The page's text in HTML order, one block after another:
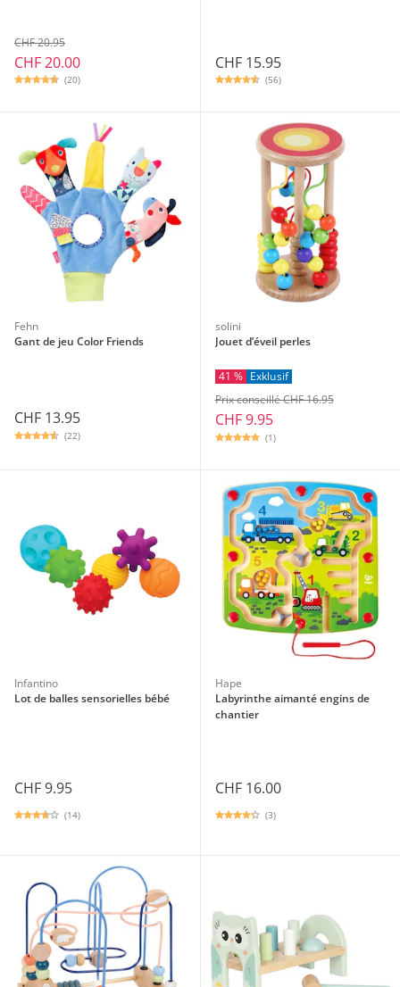
CHF 20.95
CHF 20.00
(20)
CHF 15.95
(56)
Fehn
Gant de jeu Color Friends
CHF 13.95
(22)
solini
Jouet d’éveil perles
41 % Exklusif
CHF 9.95
Prix conseillé CHF 16.95
(1)
Infantino
Lot de balles sensorielles bébé
CHF 9.95
(14)
Hape
Labyrinthe aimanté engins de
chantier
CHF 16.00
(3)